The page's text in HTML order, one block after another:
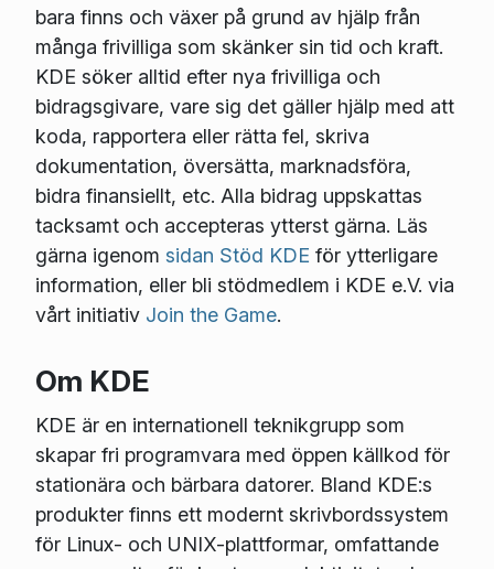
bara finns och växer på grund av hjälp från
många frivilliga som skänker sin tid och kraft.
KDE söker alltid efter nya frivilliga och
bidragsgivare, vare sig det gäller hjälp med att
koda, rapportera eller rätta fel, skriva
dokumentation, översätta, marknadsföra,
bidra finansiellt, etc. Alla bidrag uppskattas
tacksamt och accepteras ytterst gärna. Läs
gärna igenom sidan Stöd KDE för ytterligare
information, eller bli stödmedlem i KDE e.V. via
vårt initiativ Join the Game.
Om KDE
KDE är en internationell teknikgrupp som
skapar fri programvara med öppen källkod för
stationära och bärbara datorer. Bland KDE:s
produkter finns ett modernt skrivbordssystem
för Linux- och UNIX-plattformar, omfattande